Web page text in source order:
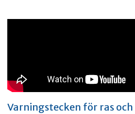
Varningstecken för ras och